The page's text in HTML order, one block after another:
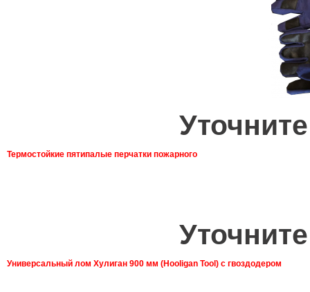
Термостойкие пятипалые перчатки пожарного
Универсальный лом Хулиган 900 мм (Hooligan Tool) с гвоздодером